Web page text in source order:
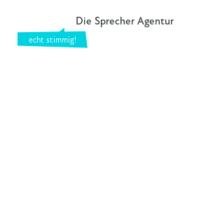
Die Sprecher Agentur